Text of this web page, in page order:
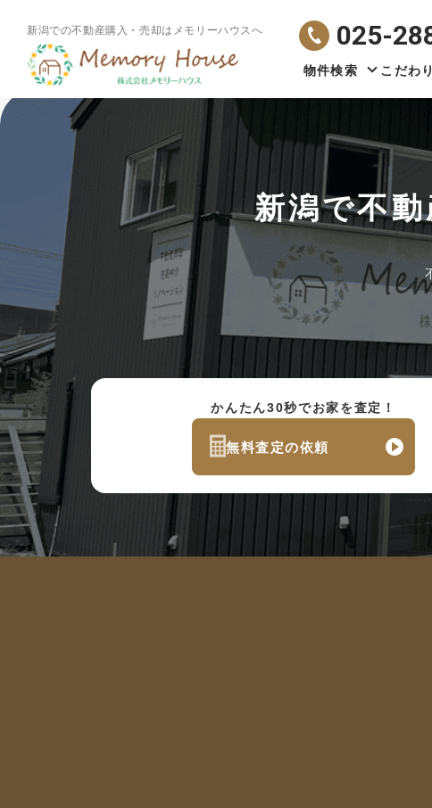
新潟での不動産購入・売却はメモリーハウスへ 025-
物件検索 こだわ
新潟で不
かんたん30秒でお家を査定！
無料査定の依頼